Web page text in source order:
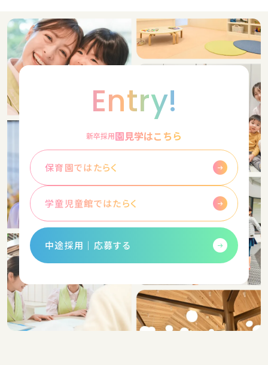
Entry!
新卒採用園見学はこちら
保育園ではたらく
学童児童館ではたらく
中途採用│応募する